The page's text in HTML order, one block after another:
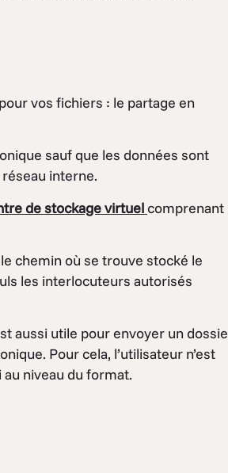
vos fichiers : le partage en
sauf que les données sont
interne.
de stockage virtuelcomprenant
chemin où se trouve stocké le
les interlocuteurs autorisés
aussi utile pour envoyer un
Pour cela, l’utilisateur n’est
niveau du format.